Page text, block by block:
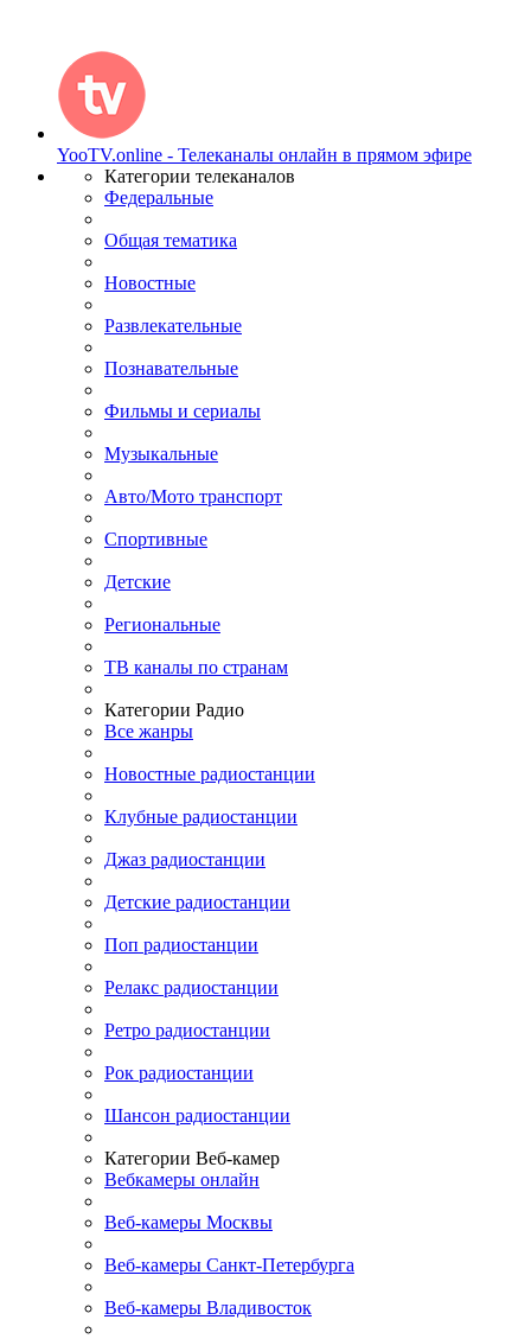
YooTV.online - Телеканалы онлайн в прямом эфире
Категории телеканалов
Федеральные
Общая тематика
Новостные
Развлекательные
Познавательные
Фильмы и сериалы
Музыкальные
Авто/Мото транспорт
Спортивные
Детские
Региональные
ТВ каналы по странам
Категории Радио
Все жанры
Новостные радиостанции
Клубные радиостанции
Джаз радиостанции
Детские радиостанции
Поп радиостанции
Релакс радиостанции
Ретро радиостанции
Рок радиостанции
Шансон радиостанции
Категории Веб-камер
Вебкамеры онлайн
Веб-камеры Москвы
Веб-камеры Санкт-Петербурга
Веб-камеры Владивосток